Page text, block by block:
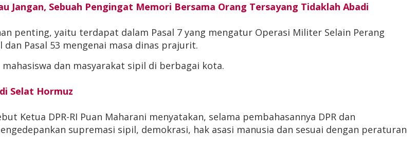
Jangan, Sebuah Pengingat Memori Bersama Orang Tersayang Tidaklah Abadi
penting, yaitu terdapat dalam Pasal 7 yang mengatur Operasi Militer Selain Perang
Pasal 53 mengenai masa dinas prajurit.
dan masyarakat sipil di berbagai kota.
Selat Hormuz
Ketua DPR-RI Puan Maharani menyatakan, selama pembahasannya DPR dan
supremasi sipil, demokrasi, hak asasi manusia dan sesuai dengan peraturan